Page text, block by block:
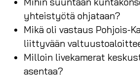
yhteistyötä ohjataan?
Mikä oli vastaus Pohjois-
liittyvään
Milloin livekamerat
asentaa?